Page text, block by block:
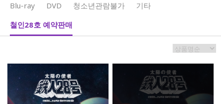
Blu-ray DVD 청소년관람불가
기타
철인28호 예약판매